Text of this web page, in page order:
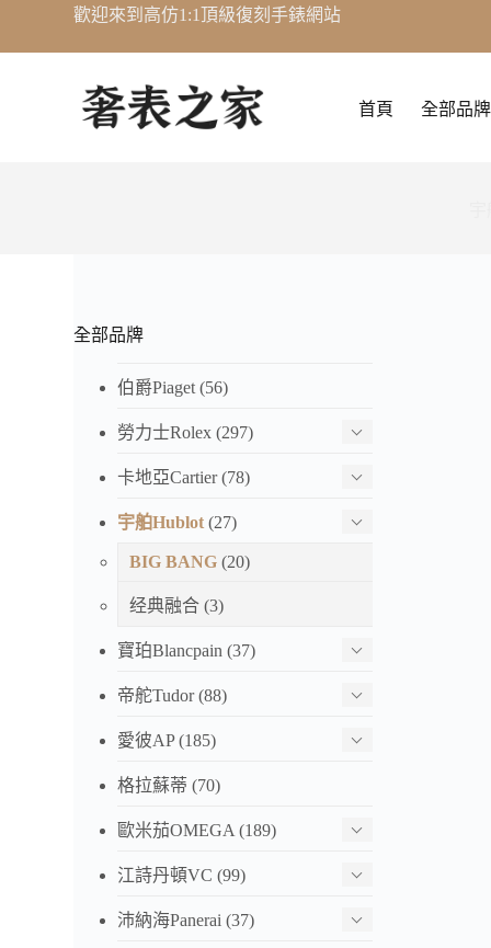
至
歡迎來到高仿1:1頂級復刻手錶網站
首頁 全部品牌
全部品牌
伯爵Piaget (56)
勞力士Rolex (297)
卡地亞Cartier(78)
宇舶Hublot (27)
BIG BANG (20)
经典融合 (3)
寶珀Blancpain (37)
帝舵Tudor(88)
愛彼AP(185)
格拉蘇蒂 (70)
歐米茄OMEGA (189)
江詩丹頓VC (99)
沛納海Panerai (37)